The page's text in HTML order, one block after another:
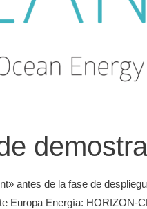
antes de la fase de
Europa Energía: HORIZON-